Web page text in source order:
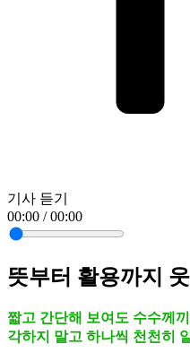
기사 듣기
00:00 / 00:00
뜻부터 활용까지
짧고 간단해 보여도 수수께
각하지 말고 하나씩 천천히